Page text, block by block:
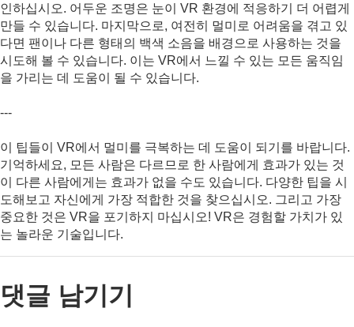
인하십시오. 어두운 조명은 눈이 VR 환경에 적응하기 더 어렵게
만들 수 있습니다. 마지막으로, 여전히 멀미로 어려움을 겪고 있
다면 팬이나 다른 형태의 백색 소음을 배경으로 사용하는 것을
시도해 볼 수 있습니다. 이는 VR에서 느낄 수 있는 모든 움직임
을 가리는 데 도움이 될 수 있습니다.
---
이 팁들이 VR에서 멀미를 극복하는 데 도움이 되기를 바랍니다.
기억하세요, 모든 사람은 다르므로 한 사람에게 효과가 있는 것
이 다른 사람에게는 효과가 없을 수도 있습니다. 다양한 팁을 시
도해보고 자신에게 가장 적합한 것을 찾으십시오. 그리고 가장
중요한 것은 VR을 포기하지 마십시오! VR은 경험할 가치가 있
는 놀라운 기술입니다.
댓글 남기기